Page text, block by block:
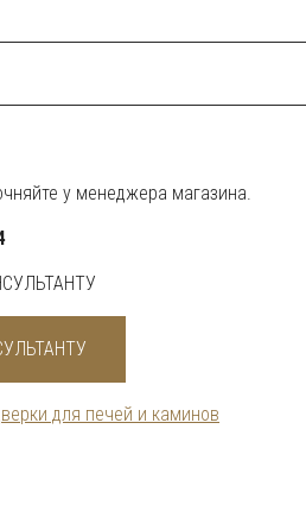
у менеджера магазина.
для печей и каминов